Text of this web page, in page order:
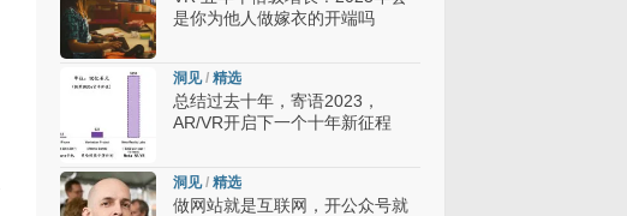
是你为他人做嫁衣的开端吗
洞见/ 精选
总结过去十年，寄语2023，
AR/VR开启下一个十年新征程
洞见/ 精选
做网站就是互联网，开公众号就